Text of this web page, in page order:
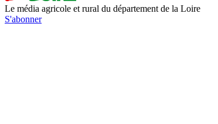
Le média agricole et rural du département de la Loire
S'abonner